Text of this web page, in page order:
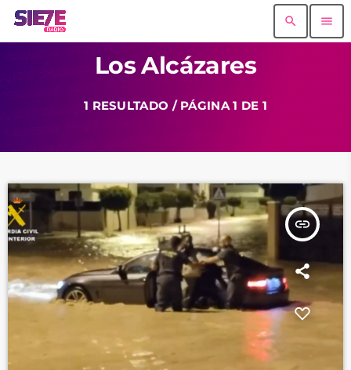
search menu
Los Alcázares
1 RESULTADO / PÁGINA 1 DE 1
insert_link